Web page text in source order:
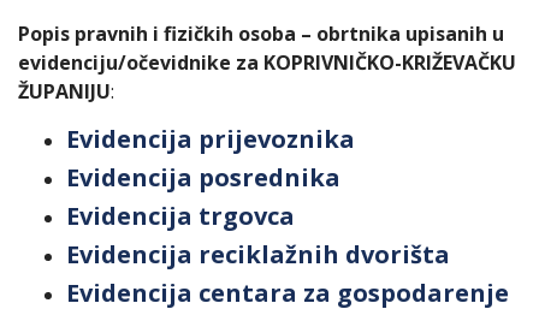
Popis pravnih i fizičkih osoba – obrtnika upisanih u
evidenciju/očevidnike za KOPRIVNIČKO-KRIŽEVAČKU
ŽUPANIJU:
Evidencija prijevoznika
Evidencija posrednika
Evidencija trgovca
Evidencija reciklažnih dvorišta
Evidencija centara za gospodarenje